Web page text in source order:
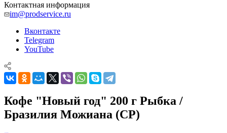
Контактная информация
im@prodservice.ru
Вконтакте
Telegram
YouTube
Кофе "Новый год" 200 г Рыбка /
Бразилия Можиана (СР)